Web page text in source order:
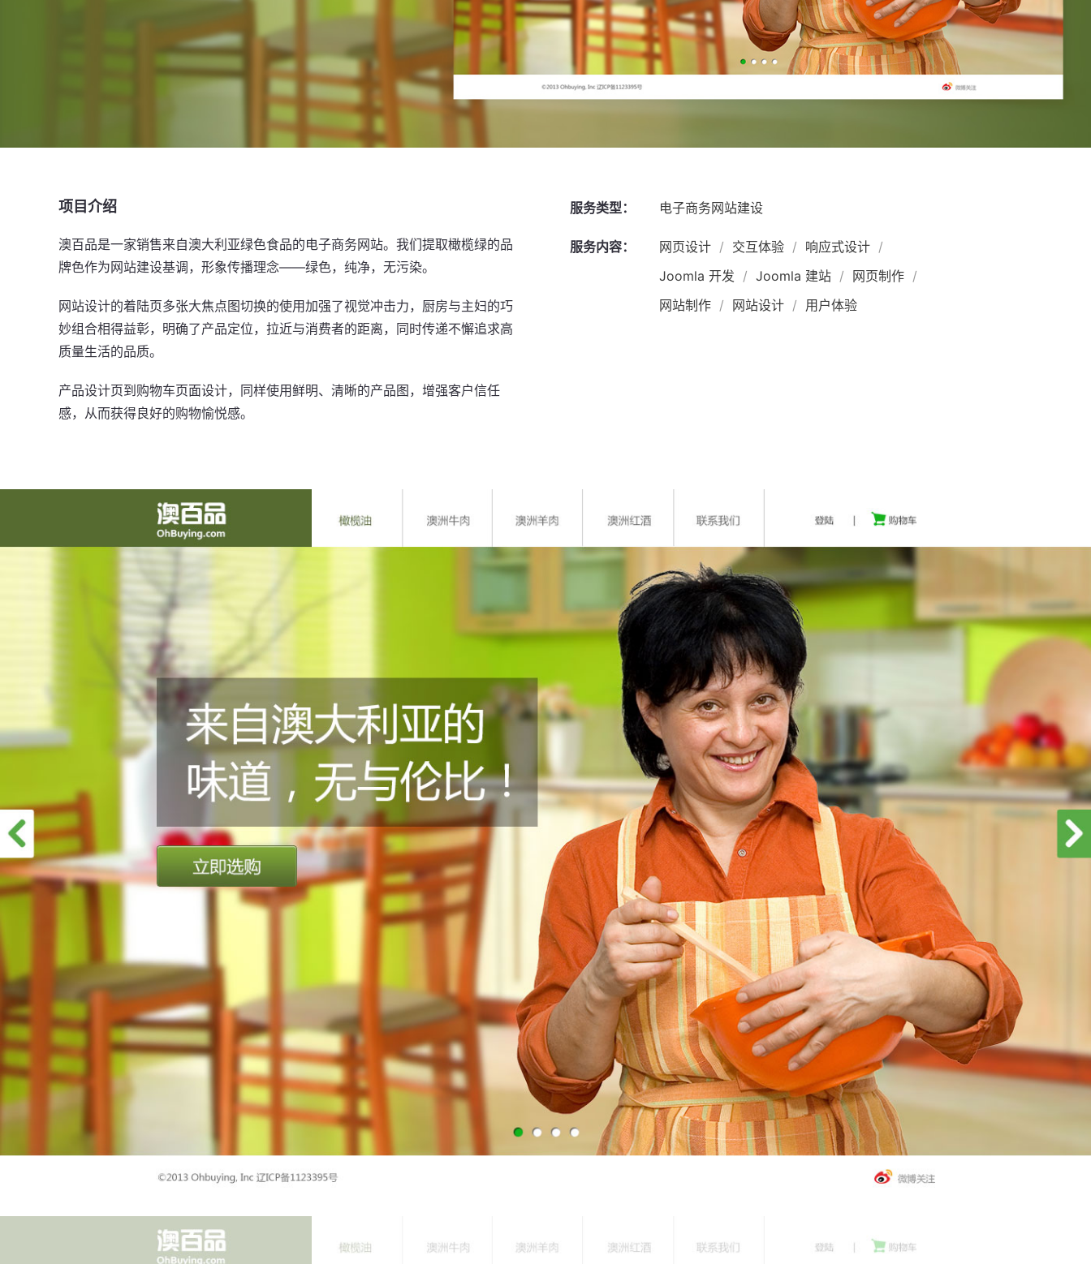
项目介绍
澳百品是一家销售来自澳大利亚绿色食品的电子商务网站。我们提取橄榄绿的品
牌色作为网站建设基调，形象传播理念——绿色，纯净，无污染。
网站设计的着陆页多张大焦点图切换的使用加强了视觉冲击力，厨房与主妇的巧
妙组合相得益彰，明确了产品定位，拉近与消费者的距离，同时传递不懈追求高
质量生活的品质。
产品设计页到购物车页面设计，同样使用鲜明、清晰的产品图，增强客户信任
感，从而获得良好的购物愉悦感。
服务类型： 电子商务网站建设
服务内容： 网页设计 交互体验
响应式设计
Joomla 开发
Joomla 建站
网页制作
网站制作
网站设计 用户体验